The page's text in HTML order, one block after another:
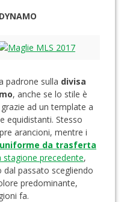
padrone sulla divisa
, anche se lo stile è
ad un template a
equidistanti. Stesso
arancioni, mentre i
uniforme da trasferta
precedente,
passato scegliendo
predominante,
fa.